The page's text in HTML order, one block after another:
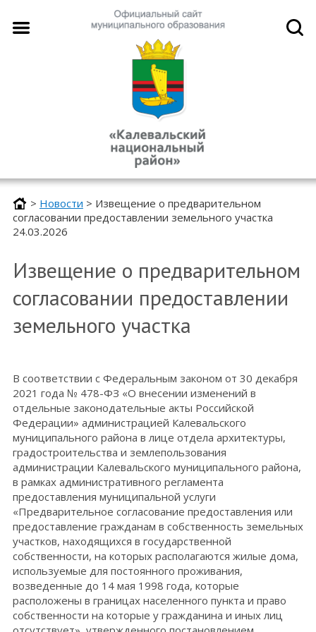
> Новости > Извещение о предварительном
согласовании предоставлении земельного участка
24.03.2026
Извещение о предварительном
согласовании предоставлении
земельного участка
В соответствии с Федеральным законом от 30 декабря
2021 года № 478-ФЗ «О внесении изменений в
отдельные законодательные акты Российской
Федерации» администрацией Калевальского
муниципального района в лице отдела архитектуры,
градостроительства и землепользования
администрации Калевальского муниципального района,
в рамках административного регламента
предоставления муниципальной услуги
«Предварительное согласование предоставления или
предоставление гражданам в собственность земельных
участков, находящихся в государственной
собственности, на которых располагаются жилые дома,
используемые для постоянного проживания,
возведенные до 14 мая 1998 года, которые
расположены в границах населенного пункта и право
собственности на которые у гражданина и иных лиц